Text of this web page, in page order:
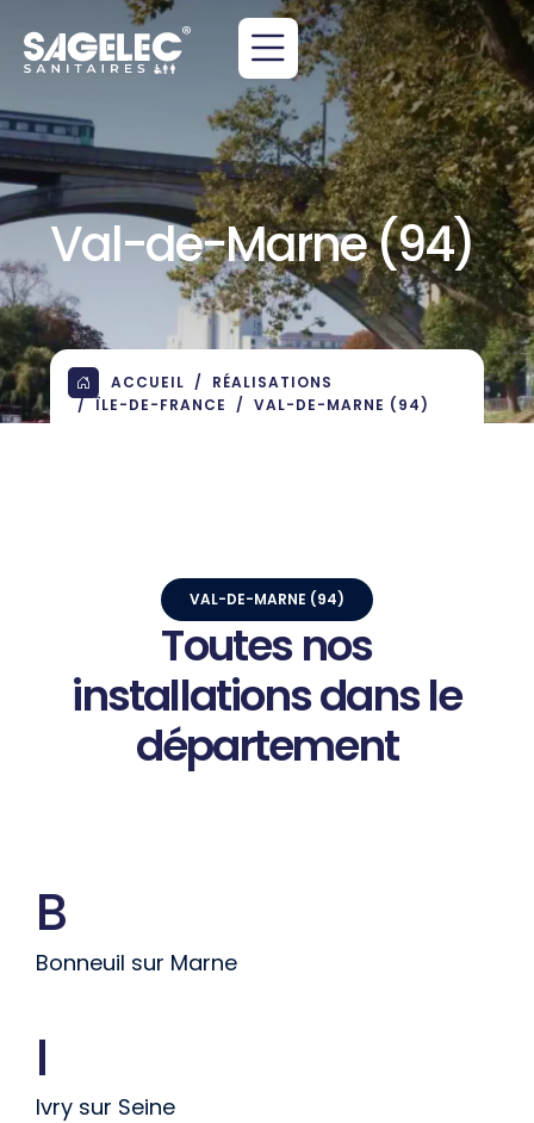
Val-de-Marne (94)
ACCUEIL
RÉALISATIONS
ÎLE-DE-FRANCE
VAL-DE-MARNE (94)
VAL-DE-MARNE (94)
Toutesnos
installationsdansle
département
B
Bonneuil sur Marne
I
Ivry sur Seine